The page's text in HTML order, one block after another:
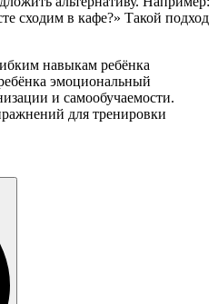
сходим в кафе?» Такой подход
навыкам ребёнка
эмоциональный
и самообучаемости.
для тренировки